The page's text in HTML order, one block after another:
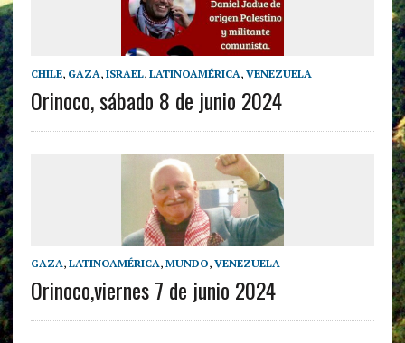
CHILE, GAZA, ISRAEL, LATINOAMÉRICA, VENEZUELA
Orinoco, sábado 8 de junio 2024
GAZA, LATINOAMÉRICA, MUNDO, VENEZUELA
Orinoco,viernes 7 de junio 2024